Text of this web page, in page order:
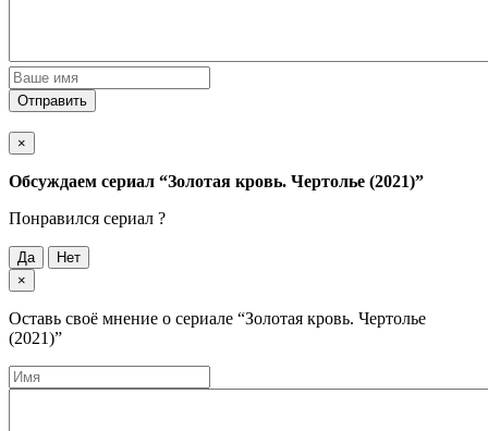
Отправить
×
Обсуждаем cериал “Золотая кровь. Чертолье (2021)”
Понравился cериал ?
Да
Нет
×
Оставь своё мнение о cериале “Золотая кровь. Чертолье
(2021)”